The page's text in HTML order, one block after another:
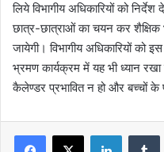
लिये विभागीय अधिकारियों को
छात्र-छात्राओं का चयन कर शैक्षिक
जायेगी। विभागीय अधिकारियों को
भ्रमण कार्यक्रम में यह भी ध्यान
कैलेण्डर प्रभावित न हो और बच्चों
LinkedIn